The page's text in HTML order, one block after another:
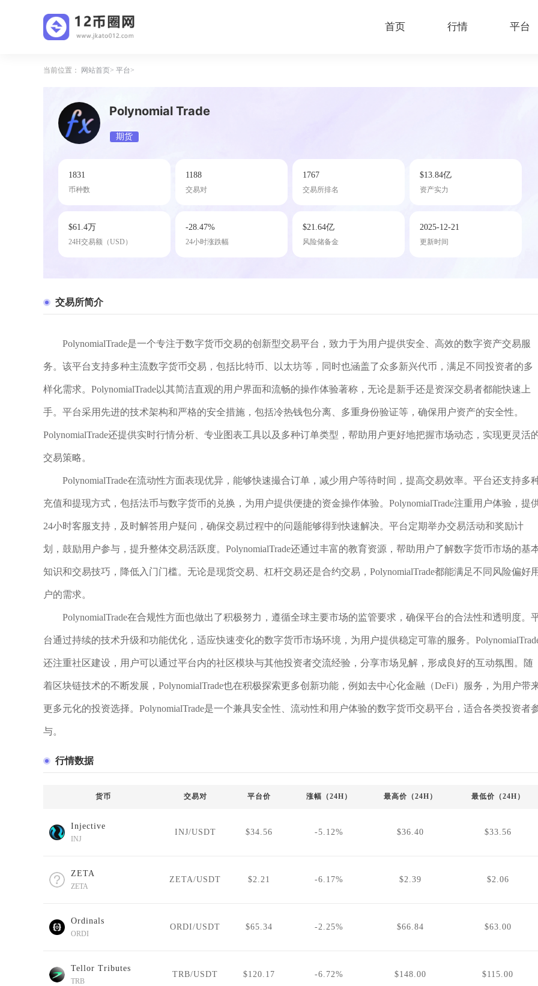
首页 行情 平台
当前位置： 网站首页 平台
Polynomial Trade
期货
1831
币种数
1188
交易对
1767
交易所排名
$13.84亿
资产实力
$61.4万
24H交易额（USD）
-28.47%
24小时涨跌幅
$21.64亿
风险储备金
2025-12-21
更新时间
交易所简介
PolynomialTrade是一个专注于数字货币交易的创新型交易平台，致力于为用户提供安全、高效的数字资产交易服
务。该平台支持多种主流数字货币交易，包括比特币、以太坊等，同时也涵盖了众多新兴代币，满足不同投资者的多
样化需求。PolynomialTrade以其简洁直观的用户界面和流畅的操作体验著称，无论是新手还是资深交易者都能快速上
手。平台采用先进的技术架构和严格的安全措施，包括冷热钱包分离、多重身份验证等，确保用户资产的安全性。
PolynomialTrade还提供实时行情分析、专业图表工具以及多种订单类型，帮助用户更好地把握市场动态，实现更灵活
交易策略。
PolynomialTrade在流动性方面表现优异，能够快速撮合订单，减少用户等待时间，提高交易效率。平台还支持多
充值和提现方式，包括法币与数字货币的兑换，为用户提供便捷的资金操作体验。PolynomialTrade注重用户体验，提
24小时客服支持，及时解答用户疑问，确保交易过程中的问题能够得到快速解决。平台定期举办交易活动和奖励计
划，鼓励用户参与，提升整体交易活跃度。PolynomialTrade还通过丰富的教育资源，帮助用户了解数字货币市场的基
知识和交易技巧，降低入门门槛。无论是现货交易、杠杆交易还是合约交易，PolynomialTrade都能满足不同风险偏好用
户的需求。
PolynomialTrade在合规性方面也做出了积极努力，遵循全球主要市场的监管要求，确保平台的合法性和透明度。
台通过持续的技术升级和功能优化，适应快速变化的数字货币市场环境，为用户提供稳定可靠的服务。
还注重社区建设，用户可以通过平台内的社区模块与其他投资者交流经验，分享市场见解，形成良好的互动氛围。随
着区块链技术的不断发展，PolynomialTrade也在积极探索更多创新功能，例如去中心化金融（DeFi）服务，为用户带
更多元化的投资选择。PolynomialTrade是一个兼具安全性、流动性和用户体验的数字货币交易平台，适合各类投资者
与。
行情数据
货币 交易对 平台价 涨幅（24H） 最高价（24H） 最低价（24H）
Injective
INJ
INJ/USDT $34.56 -5.12% $36.40 $33.56
ZETA
ZETA
ZETA/USDT $2.21 -6.17% $2.39 $2.06
Ordinals
ORDI
ORDI/USDT $65.34 -2.25% $66.84 $63.00
Tellor Tributes
TRB
TRB/USDT $120.17 -6.72% $148.00 $115.00